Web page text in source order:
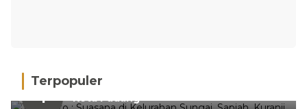
Terpopuler
1
Hujan Deras, 15 Titik Banjir Terdeteksi di
Kota Padang